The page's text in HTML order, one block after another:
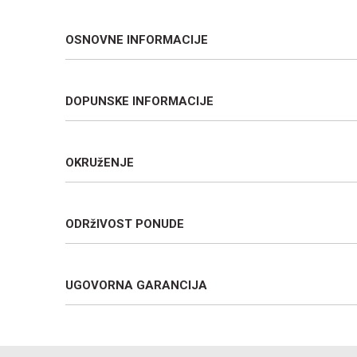
OSNOVNE INFORMACIJE
DOPUNSKE INFORMACIJE
OKRUžENJE
ODRžIVOST PONUDE
UGOVORNA GARANCIJA